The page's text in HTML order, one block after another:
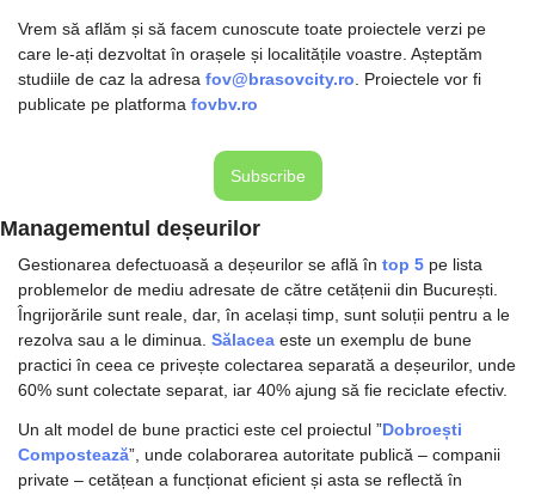
Vrem să aflăm și să facem cunoscute toate proiectele verzi pe
care le-ați dezvoltat în orașele și localitățile voastre. Așteptăm
studiile de caz la adresa fov@brasovcity.ro . Proiectele vor fi
publicate pe platforma fovbv.ro
Subscribe
Managementul deșeurilor
Gestionarea defectuoasă a deșeurilor se află în top 5 pe lista
problemelor de mediu adresate de către cetățenii din București.
Îngrijorările sunt reale, dar, în același timp, sunt soluții pentru a le
rezolva sau a le diminua. Sălacea este un exemplu de bune
practici în ceea ce privește colectarea separată a deșeurilor, unde
60% sunt colectate separat, iar 40% ajung să fie reciclate efectiv.
Un alt model de bune practici este cel proiectul ”Dobroești
Compostează”, unde colaborarea autoritate publică – companii
private – cetățean a funcționat eficient și asta se reflectă în